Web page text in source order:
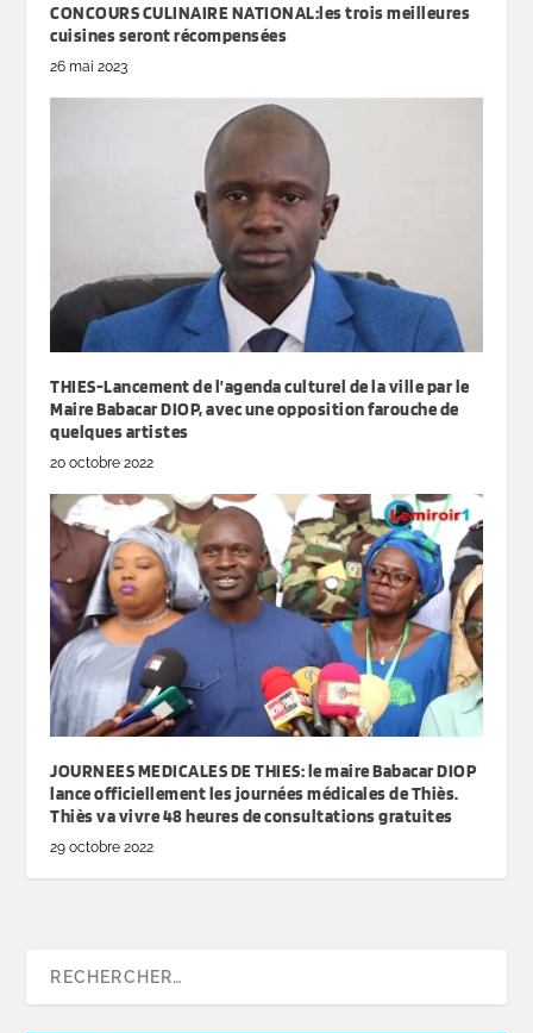
CONCOURS CULINAIRE NATIONAL:les trois meilleures
cuisines seront récompensées
26 mai 2023
THIES-Lancement de l’agenda culturel de la ville par le
Maire Babacar DIOP, avec une opposition farouche de
quelques artistes
20 octobre 2022
JOURNEES MEDICALES DE THIES: le maire Babacar DIOP
lance officiellement les journées médicales de Thiès.
Thiès va vivre 48 heures de consultations gratuites
29 octobre 2022